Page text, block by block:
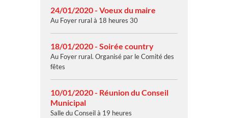
24/01/2020 - Voeux du maire
Au Foyer rural à 18 heures 30
18/01/2020 - Soirée country
Au Foyer rural. Organisé par le Comité des
fêtes
10/01/2020 - Réunion du Conseil
Municipal
Salle du Conseil à 19 heures